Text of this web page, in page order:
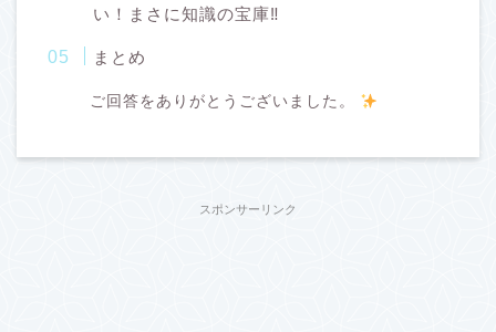
い！まさに知識の宝庫‼
まとめ
ご回答をありがとうございました。
スポンサーリンク